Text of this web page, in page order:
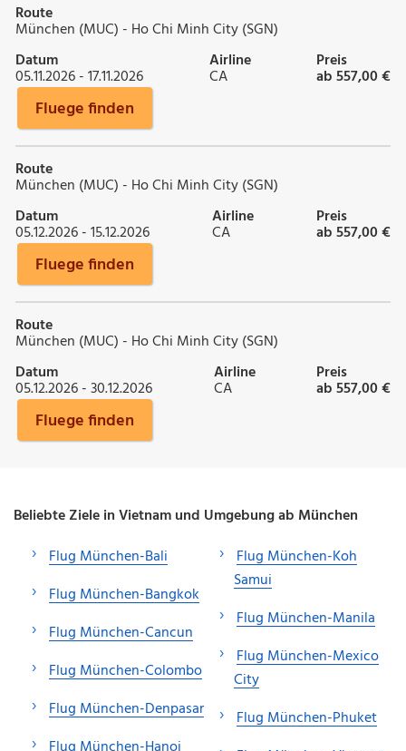
Route
München (MUC) - Ho Chi Minh City (SGN)
Datum
05.11.2026 - 17.11.2026
Airline
CA
Preis
ab 557,00 €
Fluege finden
Route
München (MUC) - Ho Chi Minh City (SGN)
Datum
05.12.2026 - 15.12.2026
Airline
CA
Preis
ab 557,00 €
Fluege finden
Route
München (MUC) - Ho Chi Minh City (SGN)
Datum
05.12.2026 - 30.12.2026
Airline
CA
Preis
ab 557,00 €
Fluege finden
Beliebte Ziele in Vietnam und Umgebung ab München
Flug München-Bali
Flug München-Bangkok
Flug München-Cancun
Flug München-Colombo
Flug München-Denpasar
Flug München-Koh
Samui
Flug München-Manila
Flug München-Mexico
City
Flug München-Phuket